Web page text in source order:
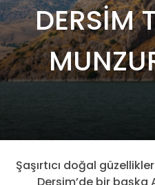
DERSİM
Şaşırtıcı doğal